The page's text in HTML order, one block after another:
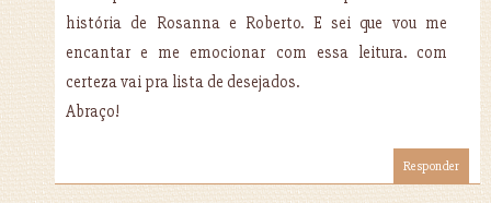
história de Rosanna e Roberto. E sei que vou me
encantar e me emocionar com essa leitura. com
certeza vai pra lista de desejados.
Abraço!
Responder